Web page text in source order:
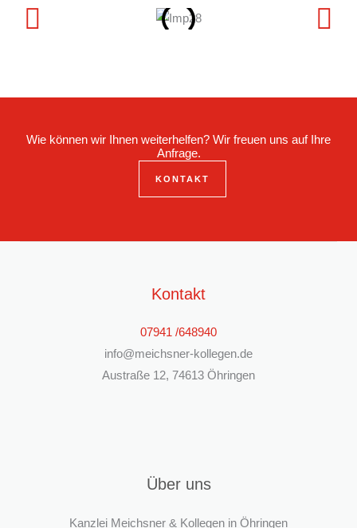
Wie können wir Ihnen weiterhelfen? Wir freuen uns auf Ihre
Anfrage.
KONTAKT
Kontakt
07941 /648940
info@meichsner-kollegen.de
Austraße 12, 74613 Öhringen
Über uns
Kanzlei Meichsner & Kollegen in Öhringen